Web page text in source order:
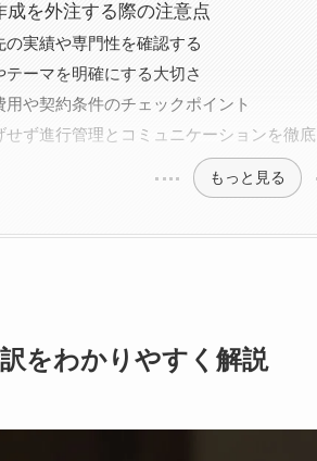
成を外注する際の注意点
の実績や専門性を確認する
テーマを明確にする大切さ
用や契約条件のチェックポイント
せず進行管理とコミュニケーションを徹底
もっと見る
をわかりやすく解説